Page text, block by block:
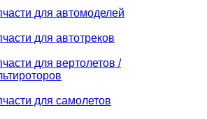
для автомоделей
для автотреков
для вертолетов /
для самолетов